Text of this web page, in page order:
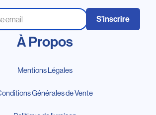
S’inscrire
À Propos
Mentions Légales
Générales de Vente